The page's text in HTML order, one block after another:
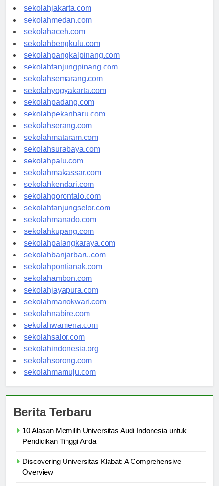
sekolahdenpasar.com
sekolahjakarta.com
sekolahmedan.com
sekolahaceh.com
sekolahbengkulu.com
sekolahpangkalpinang.com
sekolahtanjungpinang.com
sekolahsemarang.com
sekolahyogyakarta.com
sekolahpadang.com
sekolahpekanbaru.com
sekolahserang.com
sekolahmataram.com
sekolahsurabaya.com
sekolahpalu.com
sekolahmakassar.com
sekolahkendari.com
sekolahgorontalo.com
sekolahtanjungselor.com
sekolahmanado.com
sekolahkupang.com
sekolahpalangkaraya.com
sekolahbanjarbaru.com
sekolahpontianak.com
sekolahambon.com
sekolahjayapura.com
sekolahmanokwari.com
sekolahnabire.com
sekolahwamena.com
sekolahsalor.com
sekolahindonesia.org
sekolahsorong.com
10 Alasan Memilih Universitas Audi Indonesia untuk
Discovering Universitas Klabat: A Comprehensive